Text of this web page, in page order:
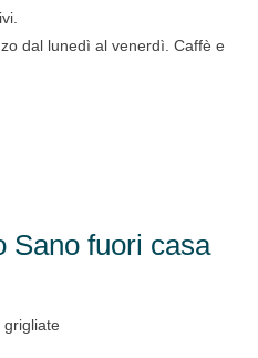
dal lunedì al venerdì. Caffè e
Sano fuori casa
grigliate